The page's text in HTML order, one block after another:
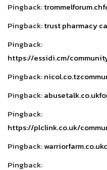
Pingback:
Pingback:trust pharmacy
Pingback:
https://essidi.cm/
Pingback:
Pingback:
Pingback:
https://plclink.co.uk/
Pingback:
Pingback: